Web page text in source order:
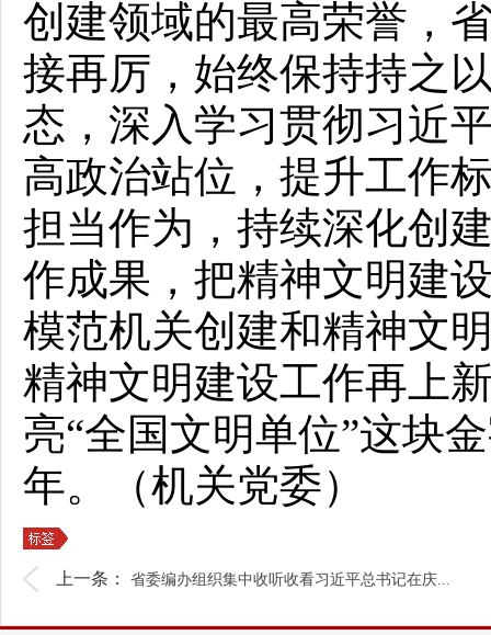
创建领域的最高荣誉，
接再厉，始终保持持之
态，深入学习贯彻习近
高政治站位，提升工作
担当作为，持续深化创
作成果，把精神文明建
模范机关创建和精神文
精神文明建设工作再上
亮“全国文明单位”这块
年。（机关党委）
上一条： 省委编办组织集中收听收看习近平总书记在庆...